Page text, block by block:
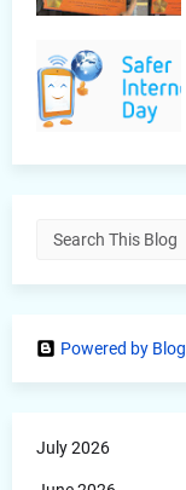
Powered by
July 2026